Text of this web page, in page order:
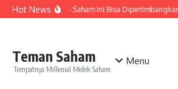
Lewati ke konten
Hot News
Saham? Komunitas Saham Ini Bisa Dipertimbangkan
Teman Saham
Tempatnya Millenial Melek Saham
Menu